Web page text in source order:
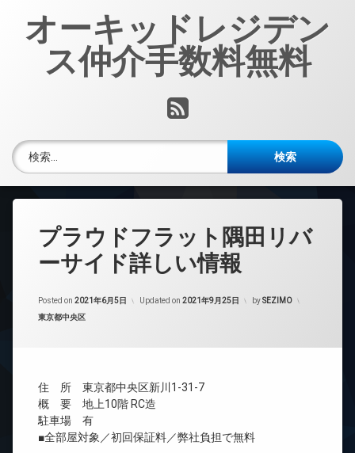
オーキッドレジデン
ス仲介手数料無料
RSS
検索:
プラウドフラット隅田リバ
ーサイド詳しい情報
Posted on 2021年6月5日 Updated on 2021年9月25日 bySEZIMO
カテゴリー:
東京都中央区
住 所 東京都中央区新川1-31-7
概 要 地上10階 RC造
駐車場 有
■全部屋対象／初回保証料／弊社負担で無料